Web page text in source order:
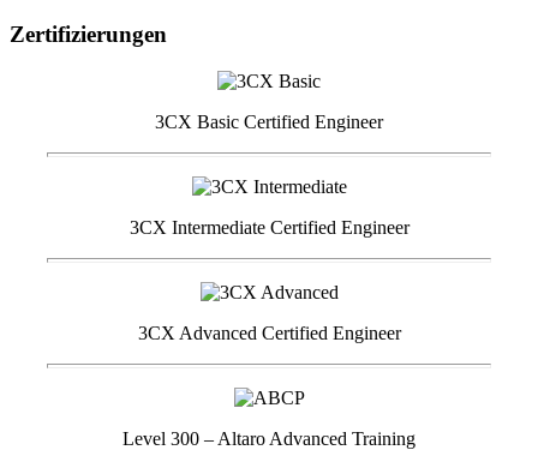
Zertifizierungen
3CX Basic Certified Engineer
3CX Intermediate Certified Engineer
3CX Advanced Certified Engineer
Level 300 – Altaro Advanced Training